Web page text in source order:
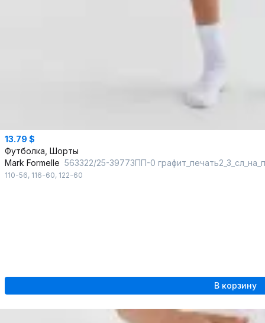
13.79 $
Футболка, Шорты
Mark Formelle 563322/25-39773ПП-0
110-56, 116-60, 122-60
В корзину